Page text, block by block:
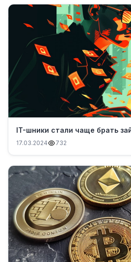
IT-шники стали чаще брать
17.03.2024 732